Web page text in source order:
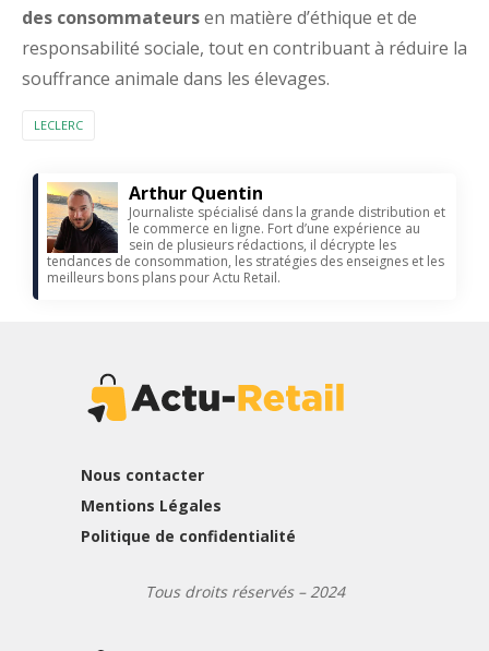
des consommateursen matière d’éthique et de
responsabilité sociale, tout en contribuant à réduire la
souffrance animale dans les élevages.
LECLERC
Arthur Quentin
Journaliste spécialisé dans la grande distribution et
le commerce en ligne. Fort d’une expérience au
sein de plusieurs rédactions, il décrypte les
tendances de consommation, les stratégies des enseignes et les
meilleurs bons plans pour Actu Retail.
Nous contacter
Mentions Légales
Politique de confidentialité
Tous droits réservés – 2024